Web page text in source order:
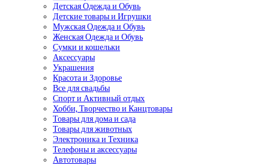
Детская Одежда и Обувь
Детские товары и Игрушки
Мужская Одежда и Обувь
Женская Одежда и Обувь
Сумки и кошельки
Аксессуары
Украшения
Красота и Здоровье
Все для свадьбы
Спорт и Активный отдых
Хобби, Творчество и Канцтовары
Товары для дома и сада
Товары для животных
Электроника и Техника
Телефоны и аксессуары
Автотовары